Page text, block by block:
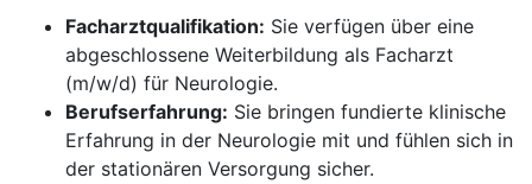
Facharztqualifikation: Sie verfügen über eine
abgeschlossene Weiterbildung als Facharzt
(m/w/d) für Neurologie.
Berufserfahrung: Sie bringen fundierte klinische
Erfahrung in der Neurologie mit und fühlen sich in
der stationären Versorgung sicher.